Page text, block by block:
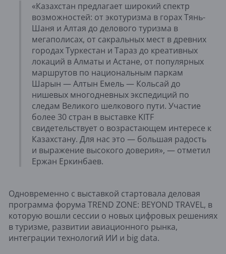
«Казахстан предлагает широкий спектр
возможностей: от экотуризма в горах Тянь-
Шаня и Алтая до делового туризма в
мегаполисах, от сакральных мест в древних
городах Туркестан и Тараз до креативных
локаций в Алматы и Астане, от популярных
маршрутов по национальным паркам
Шарын — Алтын Емель — Кольсай до
нишевых многодневных экспедиций по
следам Великого шелкового пути. Участие
более 30 стран в выставке KITF
свидетельствует о возрастающем интересе к
Казахстану. Для нас это — большая радость
и выражение высокого доверия», — отметил
Ержан Еркинбаев.
Одновременно с выставкой стартовала деловая
программа форума TREND ZONE: BEYOND TRAVEL, в
которую вошли сессии о новых цифровых решениях
в туризме, развитии авиационного рынка,
интеграции технологий ИИ и big data.